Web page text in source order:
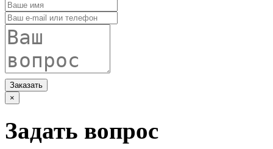
Заказать
×
Задать вопрос